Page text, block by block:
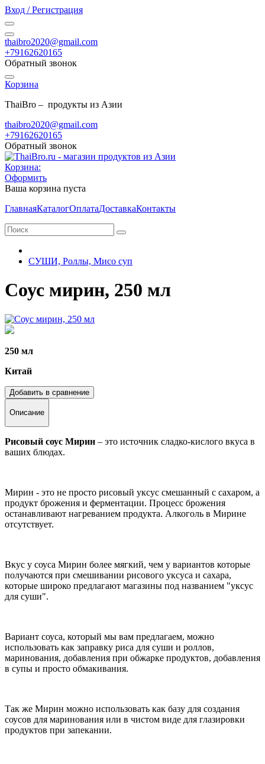
Вход / Регистрация
thaibro2020@gmail.com
+79162620165
Обратный звонок
Корзина
ThaiBro – продукты из Азии
thaibro2020@gmail.com
+79162620165
Обратный звонок
Корзина:
Оформить
Ваша корзина пуста
ГлавнаяКаталогОплатаДоставкаКонтакты
СУШИ, Роллы, Мисо суп
Соус мирин, 250 мл
250 мл
Китай
Добавить в сравнение
Описание
Рисовый соус Мирин – это источник сладко-кислого вкуса в
ваших блюдах.
Мирин - это не просто рисовый уксус смешанный с сахаром, а
продукт брожения и ферментации. Процесс брожения
останавливают нагреванием продукта. Алкоголь в Мирине
отсутствует.
Вкус у соуса Мирин более мягкий, чем у вариантов которые
получаются при смешивании рисового уксуса и сахара,
которые широко предлагают магазины под названием "уксус
для суши".
Вариант соуса, который мы вам предлагаем, можно
использовать как заправку риса для суши и роллов,
маринования, добавления при обжарке продуктов, добавления
в супы и просто обмакивания.
Так же Мирин можно использовать как базу для создания
соусов для маринования или в чистом виде для глазировки
продуктов при запекании.